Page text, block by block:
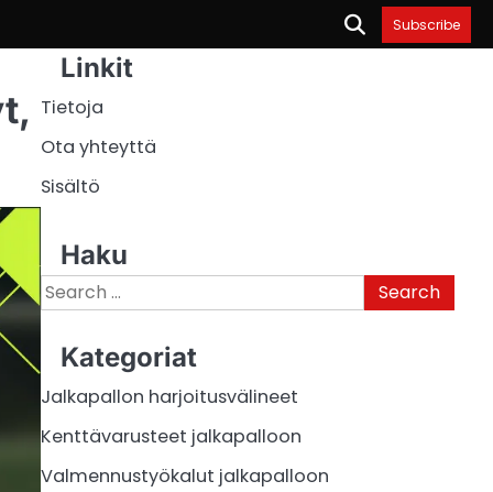
Subscribe
Linkit
Tietoja
Ota yhteyttä
Sisältö
Haku
Search
for:
Kategoriat
Jalkapallon harjoitusvälineet
Kenttävarusteet jalkapalloon
Valmennustyökalut jalkapalloon